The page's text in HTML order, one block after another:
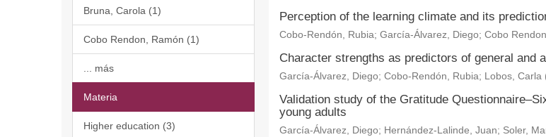
Bruna, Carola (1)
Cobo Rendon, Ramón (1)
... más
Materia
Higher education (3)
Perception of the learning climate and its
Cobo-Rendón, Rubia; García-Álvarez, Diego; Cobo
Character strengths as predictors of general and
García-Álvarez, Diego; Cobo-Rendón, Rubia; Lobos, Carla
Validation study of the Gratitude
young adults
García-Álvarez, Diego; Hernández-Lalinde, Juan; Soler,